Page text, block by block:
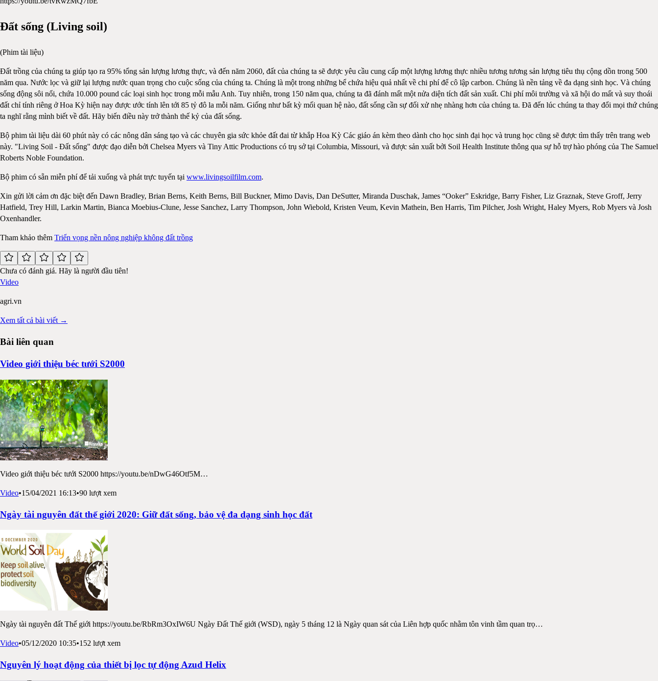
Đất sống (Living soil)
(Phim tài liệu)
Đất trồng của chúng ta giúp tạo ra 95% tổng sản lượng lương thực, và đến năm 2060, đất của chúng ta sẽ được yêu cầu cung cấp một lượng lương thực nhiều tương tương sản lượng tiêu thụ cộng dồn trong 500
năm qua. Nước lọc và giữ lại lượng nước quan trọng cho cuộc sống của chúng ta. Chúng là một trong những bể chứa hiệu quả nhất về chi phí để cô lập carbon. Chúng là nền tảng về đa dạng sinh học. Và chúng
sống động sôi nổi, chứa 10.000 pound các loại sinh học trong mỗi mẫu Anh. Tuy nhiên, trong 150 năm qua, chúng ta đã đánh mất một nửa diện tích đất sản xuất. Chi phí môi trường và xã hội do mất và suy thoái
đất chỉ tính riêng ở Hoa Kỳ hiện nay được ước tính lên tới 85 tỷ đô la mỗi năm. Giống như bất kỳ mối quan hệ nào, đất sống cần sự đối xử nhẹ nhàng hơn của chúng ta. Đã đến lúc chúng ta thay đổi mọi thứ chúng
ta nghĩ rằng mình biết về đất. Hãy biến điều này trở thành thế kỷ của đất sống.
Bộ phim tài liệu dài 60 phút này có các nông dân sáng tạo và các chuyên gia sức khỏe đất đai từ khắp Hoa Kỳ Các giáo án kèm theo dành cho học sinh đại học và trung học cũng sẽ được tìm thấy trên trang web
này. "Living Soil - Đất sống" được đạo diễn bởi Chelsea Myers và Tiny Attic Productions có trụ sở tại Columbia, Missouri, và được sản xuất bởi Soil Health Institute thông qua sự hỗ trợ hào phóng của The Samuel
Roberts Noble Foundation.
Bộ phim có sẵn miễn phí để tải xuống và phát trực tuyến tại www.livingsoilfilm.com.
Xin gửi lời cảm ơn đặc biệt đến Dawn Bradley, Brian Berns, Keith Berns, Bill Buckner, Mimo Davis, Dan DeSutter, Miranda Duschak, James “Ooker” Eskridge, Barry Fisher, Liz Graznak, Steve Groff, Jerry
Hatfield, Trey Hill, Larkin Martin, Bianca Moebius-Clune, Jesse Sanchez, Larry Thompson, John Wiebold, Kristen Veum, Kevin Mathein, Ben Harris, Tim Pilcher, Josh Wright, Haley Myers, Rob Myers và Josh
Oxenhandler.
Tham khảo thêm Triển vọng nền nông nghiệp không đất trồng
Chưa có đánh giá. Hãy là người đầu tiên!
Video
agri.vn
Xem tất cả bài viết →
Bài liên quan
Video giới thiệu béc tưới S2000
Video giới thiệu béc tưới S2000 https://youtu.be/nDwG46Otf5M…
Video•15/04/2021 16:13•90 lượt xem
Ngày tài nguyên đất thế giới 2020: Giữ đất sống, bảo vệ đa dạng sinh học đất
Ngày tài nguyên đất Thế giới https://youtu.be/RbRm3OxIW6U Ngày Đất Thế giới (WSD), ngày 5 tháng 12 là Ngày quan sát của Liên hợp quốc nhằm tôn vinh tầm quan trọ…
Video•05/12/2020 10:35•152 lượt xem
Nguyên lý hoạt động của thiết bị lọc tự động Azud Helix